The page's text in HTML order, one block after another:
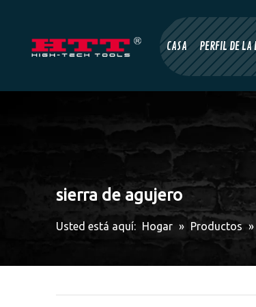
CASA PERFIL DE LA
sierra de agujero
Usted está aquí: Hogar » Productos »